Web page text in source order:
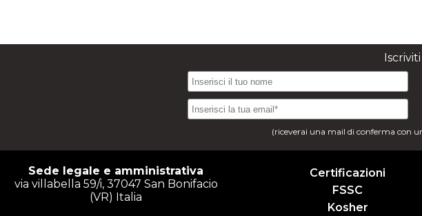
(riceverai una mail di conferma con
Sede legale e amministrativa
via villabella 59/i, 37047 San Bonifacio
(VR) Italia
Certificazioni
FSSC
Kosher